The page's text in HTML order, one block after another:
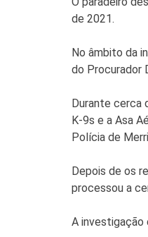
de 2021.
No âmbito da
do Procurador
Durante cerca
K-9s e a Asa
Polícia de
Depois de os
processou a
A investigação